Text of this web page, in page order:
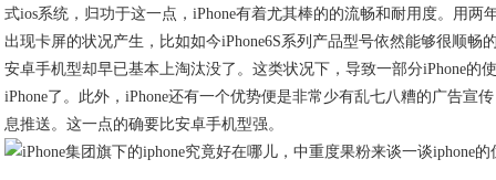
式ios系统，归功于这一点，iPhone有着尤其棒的的流畅和耐用度。用两
出现卡屏的状况产生，比如如今iPhone6S系列产品型号依然能够很顺畅
安卓手机型却早已基本上淘汰没了。这类状况下，导致一部分iPhone的
iPhone了。此外，iPhone还有一个优势便是非常少有乱七八糟的广告宣
息推送。这一点的确要比安卓手机型强。